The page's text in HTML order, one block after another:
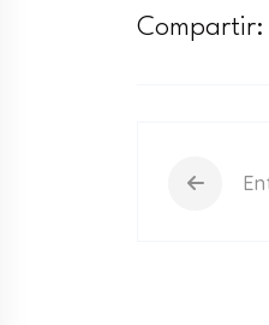
Compartir: